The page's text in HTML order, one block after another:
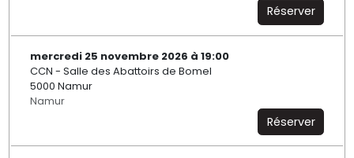
Réserver
mercredi 25 novembre 2026 à 19:00
CCN - Salle des Abattoirs de Bomel
5000 Namur
Namur
Réserver